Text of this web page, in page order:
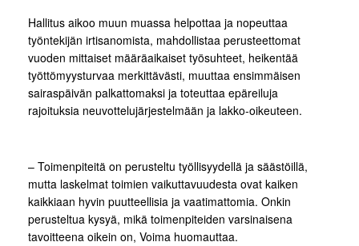
Hallitus aikoo muun muassa helpottaa ja nopeuttaa
työntekijän irtisanomista, mahdollistaa perusteettomat
vuoden mittaiset määräaikaiset työsuhteet, heikentää
työttömyysturvaa merkittävästi, muuttaa ensimmäisen
sairaspäivän palkattomaksi ja toteuttaa epäreiluja
rajoituksia neuvottelujärjestelmään ja lakko-oikeuteen.
– Toimenpiteitä on perusteltu työllisyydellä ja säästöillä,
mutta laskelmat toimien vaikuttavuudesta ovat kaiken
kaikkiaan hyvin puutteellisia ja vaatimattomia. Onkin
perusteltua kysyä, mikä toimenpiteiden varsinaisena
tavoitteena oikein on, Voima huomauttaa.